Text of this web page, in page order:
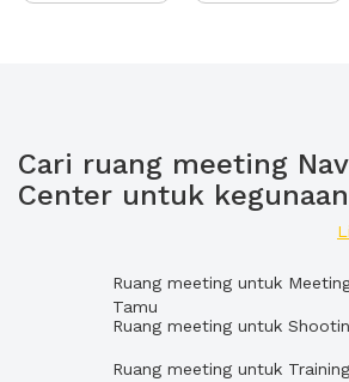
Cari ruang meeting
Center untuk
Ruang meeting untuk
Tamu
Ruang meeting untuk
Ruang meeting untuk